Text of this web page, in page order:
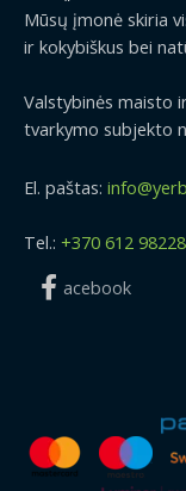
Mūsų įmonė skiria
ir kokybiškus bei
Valstybinės maisto
tvarkymo subjekto
El. paštas:
Tel.: +370 612 98228
acebook